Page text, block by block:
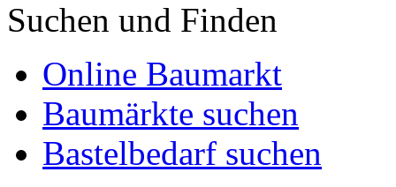
Suchen und Finden
Online Baumarkt
Baumärkte suchen
Bastelbedarf suchen